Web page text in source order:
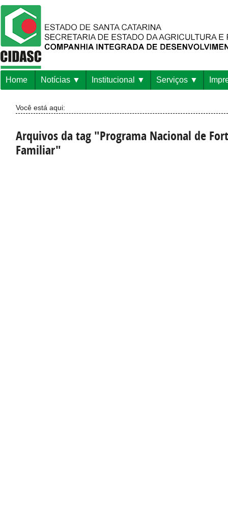
Home Notícias Institucional Serviços
Você está aqui:
Arquivos da tag "Programa Nacional de
Familiar"